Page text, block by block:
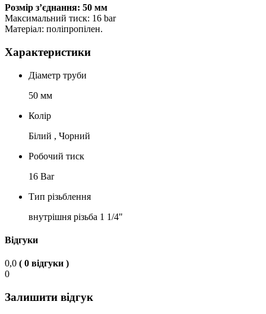
Розмір з’єднання: 50 мм
Максимальний тиск: 16 bar
Матеріал: поліпропілен.
Характеристики
Діаметр труби
50 мм
Колір
Білий , Чорний
Робочий тиск
16 Bar
Тип різьблення
внутрішня різьба 1 1/4"
Відгуки
0,0 ( 0 відгуки )
0
Залишити відгук